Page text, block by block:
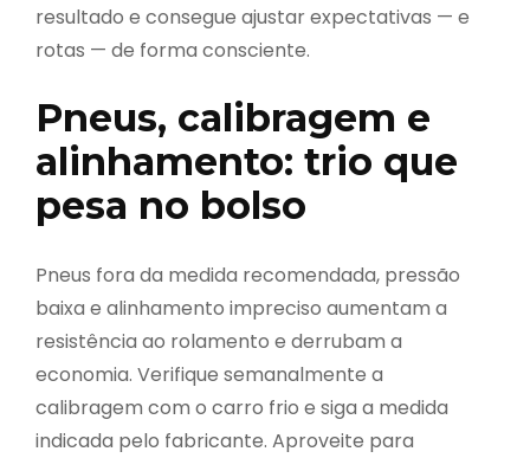
resultado e consegue ajustar expectativas — e
rotas — de forma consciente.
Pneus, calibragem e
alinhamento: trio que
pesa no bolso
Pneus fora da medida recomendada, pressão
baixa e alinhamento impreciso aumentam a
resistência ao rolamento e derrubam a
economia. Verifique semanalmente a
calibragem com o carro frio e siga a medida
indicada pelo fabricante. Aproveite para